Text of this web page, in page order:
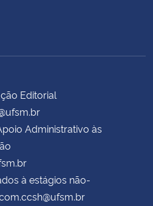
Editorial
Administrativo às
à estágios não-